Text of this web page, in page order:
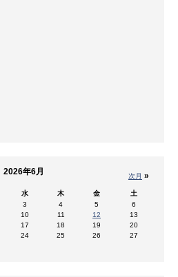
次月 »
2026年6月
水 木 金
土
3 4 5
6
10 11 12
13
17 18 19
20
24 25 26
27